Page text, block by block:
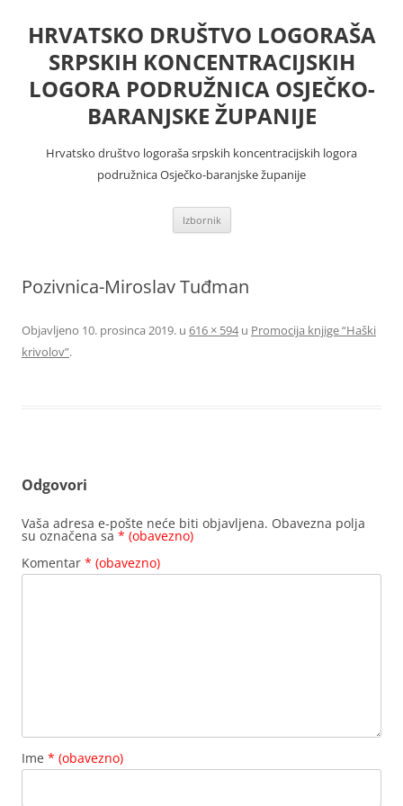
sadržaja
HRVATSKO DRUŠTVO LOGORAŠA
SRPSKIH KONCENTRACIJSKIH
LOGORA PODRUŽNICA OSJEČKO-
BARANJSKE ŽUPANIJE
Hrvatsko društvo logoraša srpskih koncentracijskih logora
podružnica Osječko-baranjske županije
Izbornik
Pozivnica-Miroslav Tuđman
Objavljeno 10. prosinca 2019. u 616 × 594u Promocija knjige “Haški
krivolov”.
Odgovori
Vaša adresa e-pošte neće biti objavljena. Obavezna polja
su označena sa * (obavezno)
Komentar * (obavezno)
Ime * (obavezno)